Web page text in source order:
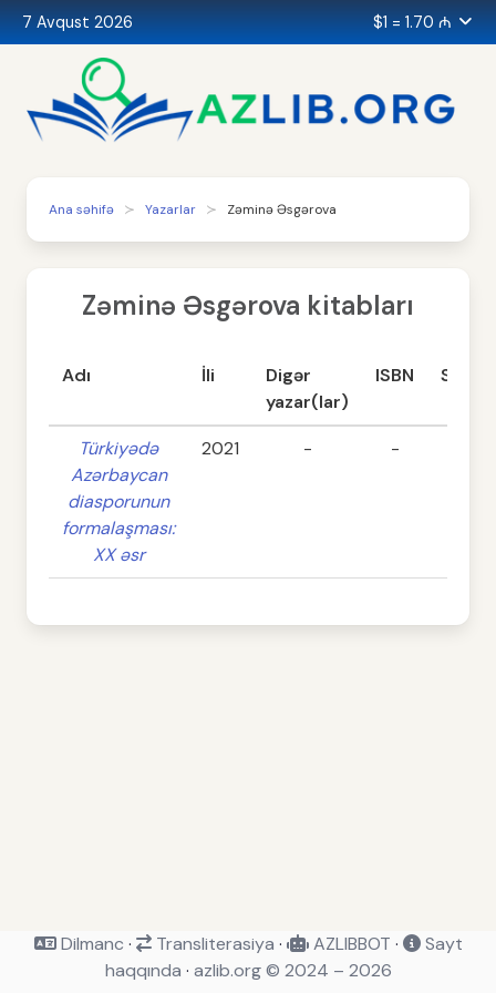
7 Avqust 2026 $1 = 1.70 ₼
Ana səhifə Yazarlar Zəminə Əsgərova
Zəminə Əsgərova kitabları
Adı İli
Digər
yazar(lar)
ISBN Səhifə
Türkiyədə
Azərbaycan
diasporunun
formalaşması:
XX əsr
2021 - -
Dilmanc · Transliterasiya · AZLIBBOT ·
Sayt
haqqında · azlib.org © 2024 – 2026